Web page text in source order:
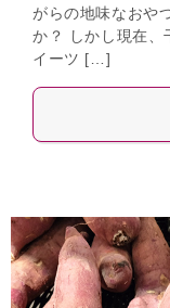
がらの地味なおや
か？ しかし現在、
イーツ […]